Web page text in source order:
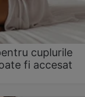
cuplurile
fi accesat